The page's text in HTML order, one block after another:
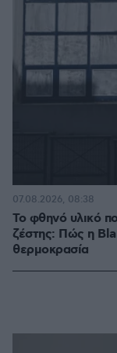
Το φθηνό υλικό
ζέστης: Πώς η
θερμοκρασία
07.08.2026, 08:38